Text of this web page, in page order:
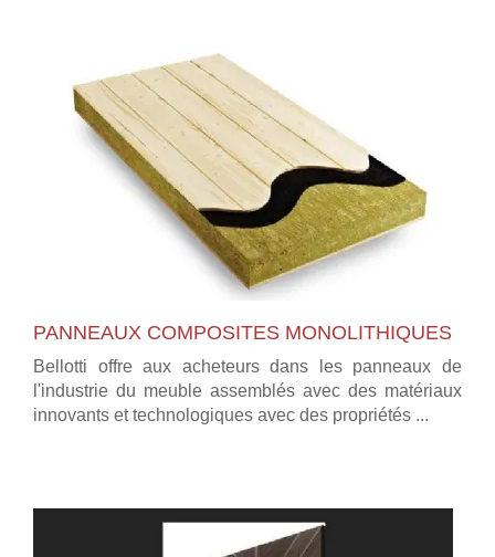
PANNEAUX COMPOSITES MONOLITHIQUES
Bellotti offre aux acheteurs dans les panneaux de
l'industrie du meuble assemblés avec des matériaux
innovants et technologiques avec des propriétés ...